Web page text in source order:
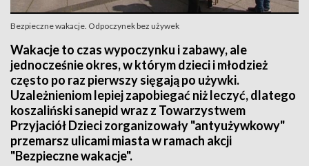
Bezpieczne wakacje. Odpoczynek bez używek
Wakacje to czas wypoczynku i zabawy, ale
jednocześnie okres, w którym dzieci i młodzież
często po raz pierwszy sięgają po używki.
Uzależnieniom lepiej zapobiegać niż leczyć, dlatego
koszaliński sanepid wraz z Towarzystwem
Przyjaciół Dzieci zorganizowały "antyużywkowy"
przemarsz ulicami miasta w ramach akcji
"Bezpieczne wakacje".